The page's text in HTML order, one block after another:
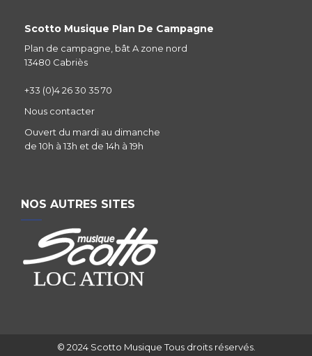
Scotto Musique Plan De Campagne
Plan de campagne, bât A zone nord
13480 Cabriès
+33 (0)4 26 30 35 70
Nous contacter
Ouvert du mardi au dimanche
de 10h à 13h et de 14h à 19h
NOS AUTRES SITES
© 2024 Scotto Musique Tous droits réservés.